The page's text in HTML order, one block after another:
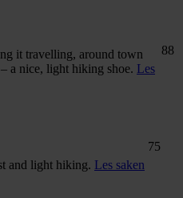
it travelling, around town
a nice, light hiking shoe. Les
88
and light hiking. Les saken
75